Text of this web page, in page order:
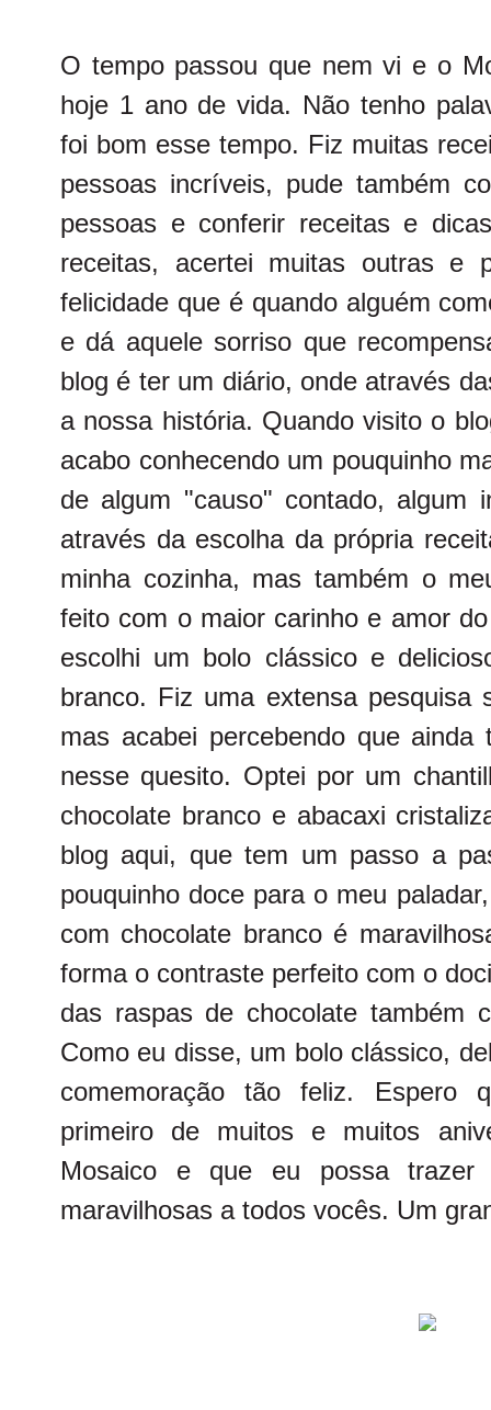
O tempo passou que nem vi e o
hoje 1 ano de vida. Não tenho
foi bom esse tempo. Fiz muitas
pessoas incríveis, pude também
pessoas e conferir receitas e
receitas, acertei muitas outras e
felicidade que é quando alguém
e dá aquele sorriso que
blog é ter um diário, onde através
a nossa história. Quando visito o
acabo conhecendo um pouquinho
de algum "causo" contado, algum
através da escolha da própria
minha cozinha, mas também o
feito com o maior carinho e amor
escolhi um bolo clássico e
branco. Fiz uma extensa pesquisa
mas acabei percebendo que ainda
nesse quesito. Optei por um
chocolate branco e abacaxi
blog aqui, que tem um passo a
pouquinho doce para o meu
com chocolate branco é
forma o contraste perfeito com o
das raspas de chocolate também
Como eu disse, um bolo clássico,
comemoração tão feliz. Espero
primeiro de muitos e muitos
Mosaico e que eu possa trazer
maravilhosas a todos vocês. Um